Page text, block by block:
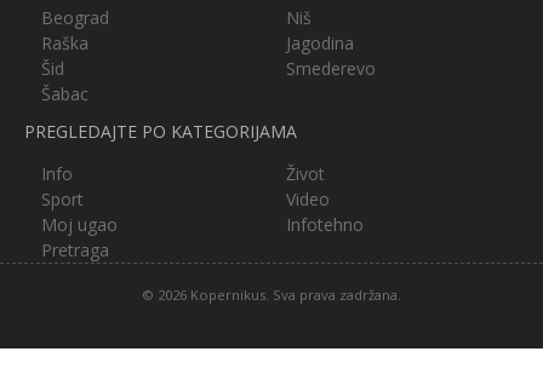
Beograd
Niš
Raška
Jagodina
Šid
Smederevo
Šabac
PREGLEDAJTE PO KATEGORIJAMA
Info
Život
Sport
Video
Moj ugao
Infotehno
Pretraga
© 2026 Kopernikus. Sva prava zadržana.